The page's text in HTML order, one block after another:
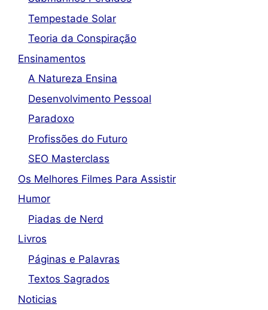
Tempestade Solar
Teoria da Conspiração
Ensinamentos
A Natureza Ensina
Desenvolvimento Pessoal
Paradoxo
Profissões do Futuro
SEO Masterclass
Os Melhores Filmes Para Assistir
Humor
Piadas de Nerd
Livros
Páginas e Palavras
Textos Sagrados
Noticias